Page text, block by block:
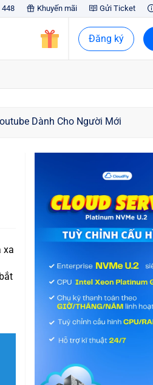
448 Khuyến mãi Gửi Ticket
Đăng ký
Dành Cho Người Mới
xa